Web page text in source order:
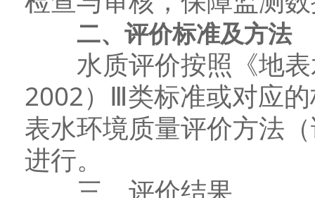
二、评价标准及方法
水质评价按照《地表
2002）Ⅲ类标准或对应
表水环境质量评价方法
进行。
三、评价结果